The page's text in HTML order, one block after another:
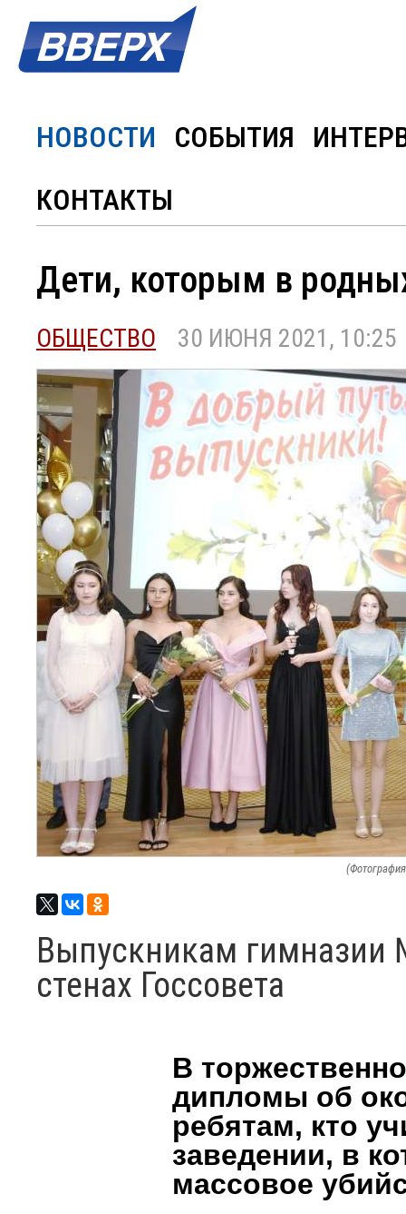
НОВОСТИ СОБЫТИЯ
КОНТАКТЫ
Дети, которым в
ОБЩЕСТВО 30 ИЮНЯ 2021, 10:25
Выпускникам гимназии
стенах Госсовета
В
дипломы об
ребятам, кто
заведении, в
массовое